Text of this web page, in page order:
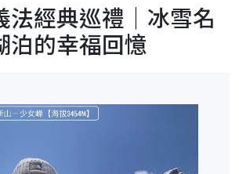
法經典巡禮｜冰雪名
泊的幸福回憶